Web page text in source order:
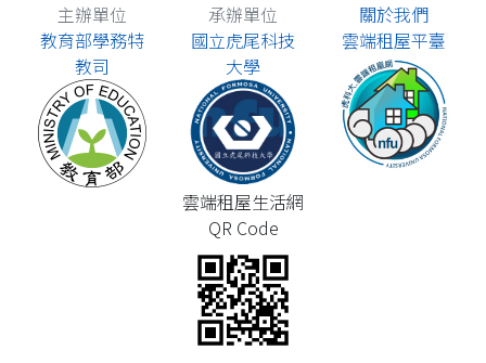
主辦單位
教育部學務特
教司
承辦單位
國立虎尾科技
大學
關於我們
雲端租屋平臺
雲端租屋生活網
QR Code